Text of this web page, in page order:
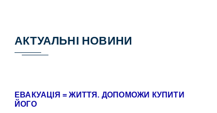
АКТУАЛЬНІ НОВИНИ
ЕВАКУАЦІЯ = ЖИТТЯ. ДОПОМОЖИ КУПИТИ
ЙОГО